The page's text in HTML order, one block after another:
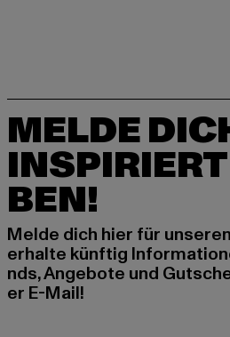
MELDE
BEN!
Melde dich hier für
erhalte künftig
nds, Angebote und
er E-Mail!